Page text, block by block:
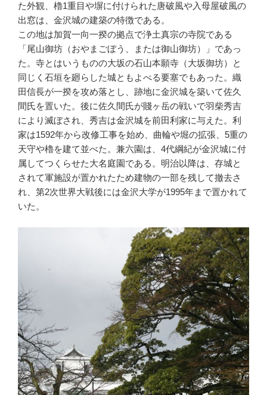
た外観、櫓1重目や塀に付けられた唐破風や入母屋破風の
出窓は、金沢城の建築の特徴である。
この地は加賀一向一揆の拠点で浄土真宗の寺院である
「尾山御坊（おやまごぼう、または御山御坊）」であっ
た。寺とはいうものの大坂の石山本願寺（大坂御坊）と
同じく石垣を廻らした城ともよべる要塞でもあった。織
田信長が一揆を攻め落とし、跡地に金沢城を築いて佐久
間氏を置いた。後に佐久間氏が賤ヶ岳の戦いで羽柴秀吉
により滅ぼされ、秀吉は金沢城を前田利家に与えた。利
家は1592年から改修工事を始め、曲輪や堀の拡張、5重の
天守や櫓を建て並べた。兼六園は、4代綱紀が金沢城に付
属してつくらせた大名庭園である。明治以降は、存城と
されて軍施設が置かれたため建物の一部を残して撤去さ
れ、第2次世界大戦後には金沢大学が1995年まで置かれて
いた。